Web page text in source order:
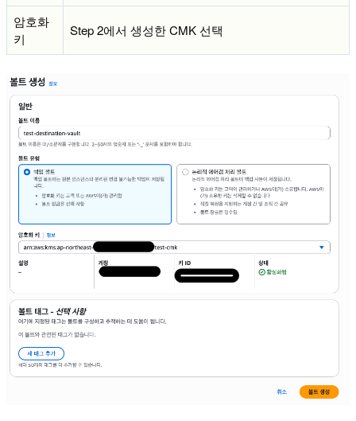
암호화
키
Step 2에서 생성한 CMK 선택